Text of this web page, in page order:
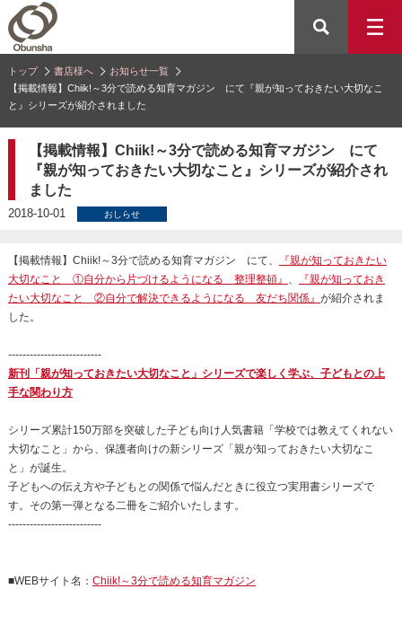
トップ 書店様へ
お知らせ一覧
【掲載情報】Chiik!～3分で読める知育マガジン にて『親が知っておきたい大切なこ
と』シリーズが紹介されました
【掲載情報】Chiik!～3分で読める知育マガジン にて
『親が知っておきたい大切なこと』シリーズが紹介され
ました
2018-10-01 おしらせ
【掲載情報】Chiik!～3分で読める知育マガジン にて、
『親が知っておきたい
大切なこと ①自分から片づけるようになる 整理整頓』 、
『親が知っておき
たい大切なこと ②自分で解決できるようになる 友だち関係』 が紹介されま
した。
--------------------------
新刊「親が知っておきたい大切なこと」シリーズで楽しく学ぶ、子どもとの上
手な関わり方
シリーズ累計150万部を突破した子ども向け人気書籍「学校では教えてくれない
大切なこと」から、保護者向けの新シリーズ「親が知っておきたい大切なこ
と」が誕生。
子どもへの伝え方や子どもとの関係で悩んだときに役立つ実用書シリーズで
す。その第一弾となる二冊をご紹介いたします。
--------------------------
■WEBサイト名： Chiik!～3分で読める知育マガジン